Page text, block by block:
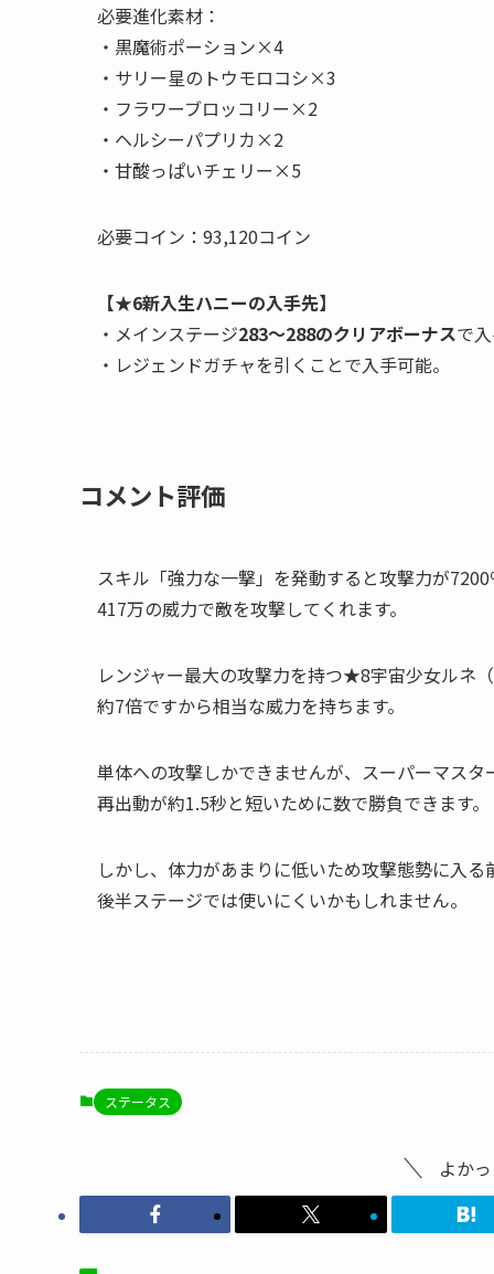
必要進化素材：
・黒魔術ポーション×4
・サリー星のトウモロコシ×3
・フラワーブロッコリー×2
・ヘルシーパプリカ×2
・甘酸っぱいチェリー×5
必要コイン：93,120コイン
【★6新入生ハニーの入手先】
・メインステージ283～288のクリアボーナスで
・レジェンドガチャを引くことで入手可能。
コメント評価
スキル「強力な一撃」を発動すると攻撃力が
417万の威力で敵を攻撃してくれます。
レンジャー最大の攻撃力を持つ★8宇宙少女ルネ
約7倍ですから相当な威力を持ちます。
単体への攻撃しかできませんが、スーパーマスタ
再出動が約1.5秒と短いために数で勝負できます。
しかし、体力があまりに低いため攻撃態勢に入
後半ステージでは使いにくいかもしれません。
ステータス
よか